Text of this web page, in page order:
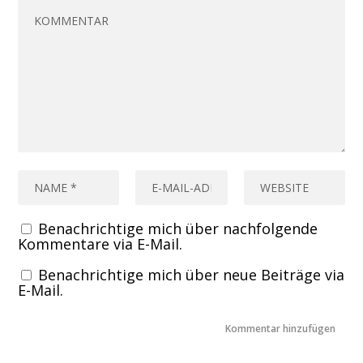
Benachrichtige mich über nachfolgende
Kommentare via E-Mail.
Benachrichtige mich über neue Beiträge via
E-Mail.